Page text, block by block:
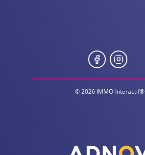
© 2026 IMMO-Interactif®